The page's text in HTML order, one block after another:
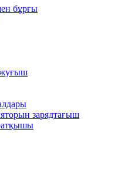
бұрғы
зарядтағыш